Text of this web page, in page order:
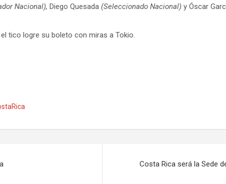
Nacional), Diego Quesada (Seleccionado Nacional) y Óscar
tico logre su boleto con miras a Tokio.
Costa Rica será la Sede